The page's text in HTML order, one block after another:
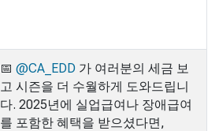
📅 @CA_EDD 가 여러분의 세금 보
고 시즌을 더 수월하게 도와드립니
다. 2025년에 실업급여나 장애급여
를 포함한 혜택을 받으셨다면,